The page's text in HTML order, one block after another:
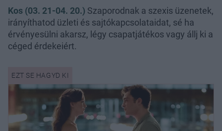
Kos (03. 21-04. 20.) Szaporodnak a szexis üzenetek,
irányíthatod üzleti és sajtókapcsolataidat, sé ha
érvényesülni akarsz, légy csapatjátékos vagy állj ki a
céged érdekeiért.